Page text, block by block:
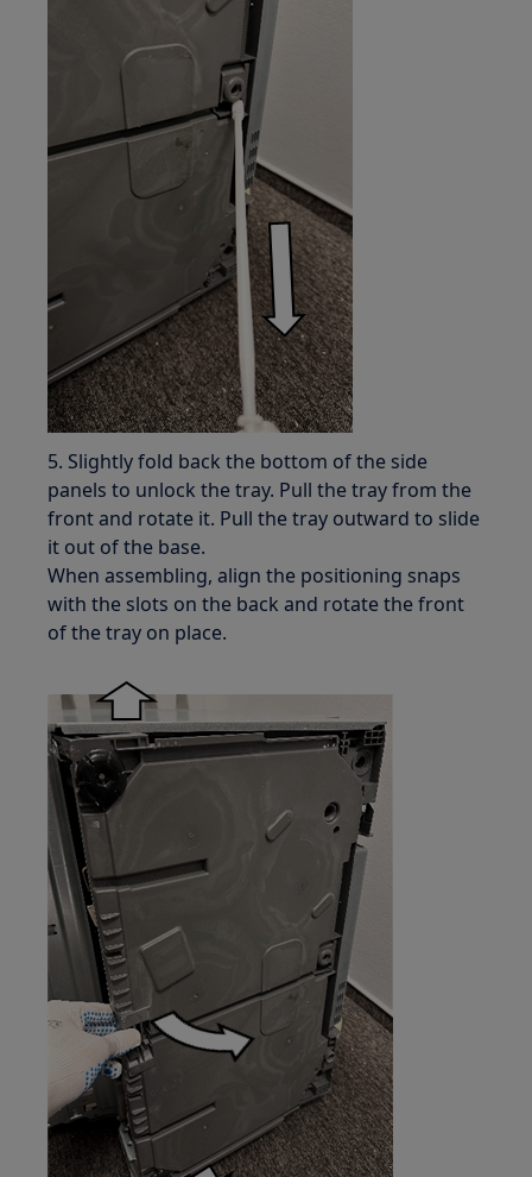
5. Slightly fold back the bottom of the side
panels to unlock the tray. Pull the tray from the
front and rotate it. Pull the tray outward to slide
it out of the base.
When assembling, align the positioning snaps
with the slots on the back and rotate the front
of the tray on place.